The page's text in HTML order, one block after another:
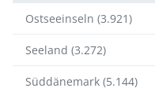
Ostseeinseln (3.921)
Seeland (3.272)
Süddänemark (5.144)